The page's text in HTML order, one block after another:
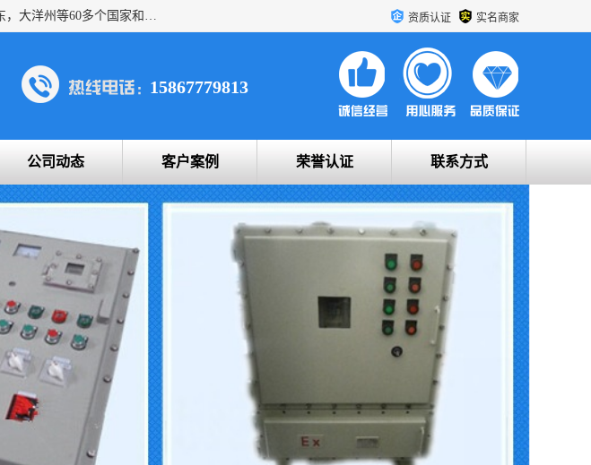
浙创防爆公司产品得到了 国内外广大用户的青眯，销售网络遍布全国各地及远销东南亚，非洲，中东，大洋州等60多个国家和地区，并初步建立起以中国大陆为总部的全球营销体系。 专业生产：防爆电气，BXMD系列防爆照明动力配电箱，BJX防爆接线箱，BKX防爆控制箱，防爆检修电源箱，防爆开关箱，不锈钢防爆箱，201/304/316不锈钢防爆配电箱系列， 防爆防腐系列，防爆防腐操作柱，防爆防腐控制箱 浙创防爆 资质认证 实名商家
15867779813
公司动态 客户案例 荣誉认证 联系方式